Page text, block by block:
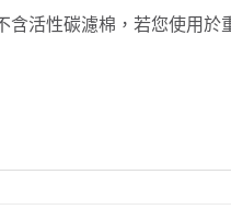
含活性碳濾棉，若您使用